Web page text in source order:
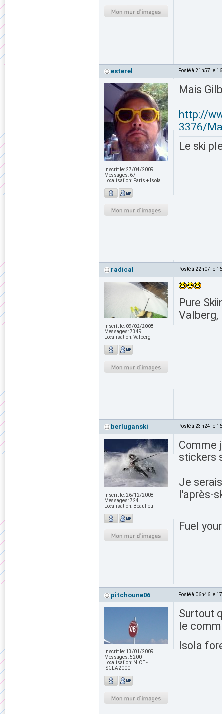
esterel Posté à 21h57 le
Inscrit le: 27/04/2009
Messages: 67
Localisation: Paris + Isola
Mais
http://
3376/
Le ski
radical Posté à 22h07 le
Inscrit le: 09/02/2008
Messages:7349
Localisation:Valberg
Pure
Valberg,
berluganski Posté à 23h24 le
Inscrit le: 26/12/2008
Messages:724
Localisation: Beaulieu
Comme
stickers
Je
l'après-
Fuel
pitchoune06 Posté à 06h46 le
Inscrit le: 13/01/2009
Messages:5200
Localisation: NICE -
ISOLA2000
Surtout
le
Isola